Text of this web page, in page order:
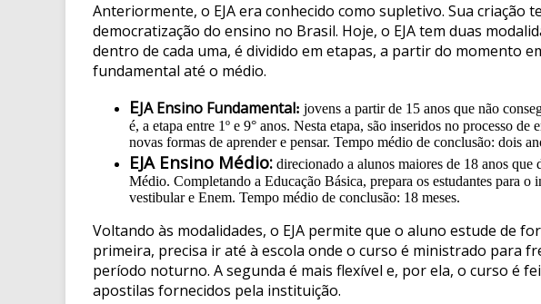
Anteriormente, o EJA era conhecido como supletivo. Sua criação
democratização do ensino no Brasil. Hoje, o EJA tem duas
dentro de cada uma, é dividido em etapas, a partir do momento
fundamental até o médio.
EJA Ensino Fundamental: jovens a partir de 15 anos que não
é, a etapa entre 1º e 9° anos. Nesta etapa, são inseridos no processo
novas formas de aprender e pensar. Tempo médio de conclusão: dois
EJA Ensino Médio: direcionado a alunos maiores de 18 anos
Médio. Completando a Educação Básica, prepara os estudantes para o
vestibular e Enem. Tempo médio de conclusão: 18 meses.
Voltando às modalidades, o EJA permite que o aluno estude de
primeira, precisa ir até à escola onde o curso é ministrado para
período noturno. A segunda é mais flexível e, por ela, o curso é
apostilas fornecidos pela instituição.